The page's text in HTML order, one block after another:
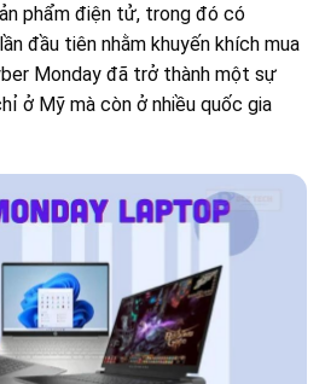
phẩm điện tử, trong đó có
đầu tiên nhằm khuyến khích mua
Monday đã trở thành một sự
ở Mỹ mà còn ở nhiều quốc gia